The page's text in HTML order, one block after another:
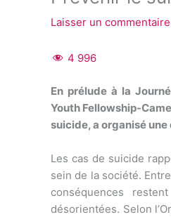
Laisser un commentaire
4 996
En prélude à la
Youth Fellowship-
suicide, a organisé
Les cas de suicide
sein de la société.
conséquences
désorientées. Selon